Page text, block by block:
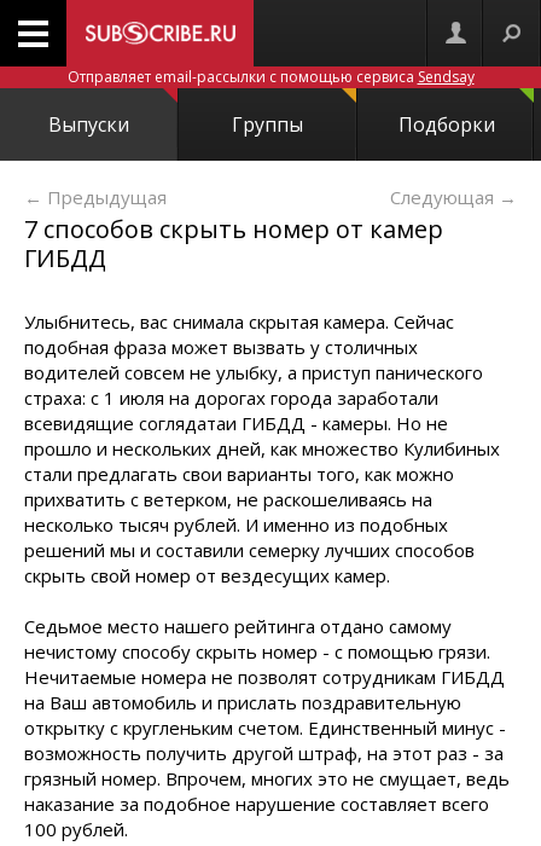
Отправляет email-рассылки с помощью сервиса Sendsay
Выпуски Группы Подборки
← Предыдущая Следующая →
7 способов скрыть номер от камер
ГИБДД
Улыбнитесь, вас снимала скрытая камера. Сейчас
подобная фраза может вызвать у столичных
водителей совсем не улыбку, а приступ панического
страха: с 1 июля на дорогах города заработали
всевидящие соглядатаи ГИБДД - камеры. Но не
прошло и нескольких дней, как множество Кулибиных
стали предлагать свои варианты того, как можно
прихватить с ветерком, не раскошеливаясь на
несколько тысяч рублей. И именно из подобных
решений мы и составили семерку лучших способов
скрыть свой номер от вездесущих камер.
Седьмое место нашего рейтинга отдано самому
нечистому способу скрыть номер - с помощью грязи.
Нечитаемые номера не позволят сотрудникам ГИБДД
на Ваш автомобиль и прислать поздравительную
открытку с кругленьким счетом. Единственный минус -
возможность получить другой штраф, на этот раз - за
грязный номер. Впрочем, многих это не смущает, ведь
наказание за подобное нарушение составляет всего
100 рублей.